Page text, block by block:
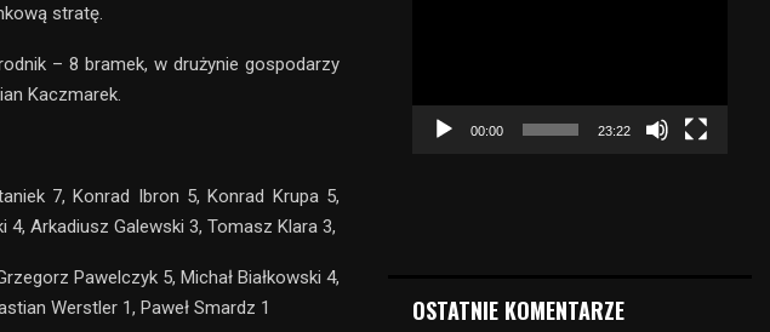
stratę.
– 8 bramek, w drużynie gospodarzy
Kaczmarek.
7, Konrad Ibron 5, Konrad Krupa 5,
Arkadiusz Galewski 3, Tomasz Klara 3,
Pawelczyk 5, Michał Białkowski 4,
Werstler 1, Paweł Smardz 1
e
00:00 23:22
OSTATNIE KOMENTARZE